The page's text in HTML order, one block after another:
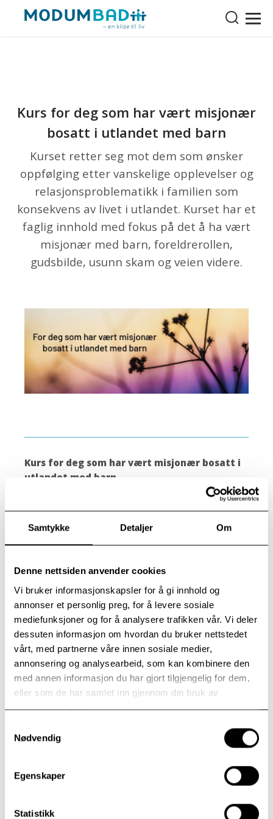
Samtykke Detaljer Om
Denne nettsiden anvender cookies
Vi bruker informasjonskapsler for å gi innhold og
annonser et personlig preg, for å levere sosiale
mediefunksjoner og for å analysere trafikken vår. Vi deler
dessuten informasjon om hvordan du bruker nettstedet
vårt, med partnerne våre innen sosiale medier,
annonsering og analysearbeid, som kan kombinere den
med annen informasjon du har gjort tilgjengelig for dem,
eller som de har samlet inn gjennom din bruk av
tjenestene deres.
Nødvendig
Egenskaper
Statistikk
Kurs for deg som har vært misjonær
bosatt i utlandet med barn
Kurset retter seg mot dem som ønsker
oppfølging etter vanskelige opplevelser og
relasjonsproblematikk i familien som
konsekvens av livet i utlandet. Kurset har et
faglig innhold med fokus på det å ha vært
misjonær med barn, foreldrerollen,
gudsbilde, usunn skam og veien videre.
Kurs for deg som har vært misjonær bosatt i
utlandet med barn
Beskrivelse av kurshelgen
Institutt for Sjelesorg inviterer til kurshelg for deg
som har vært bosatt i utlandet som misjonær. Kurset
retter seg mot dem som ønsker å reflektere over
tjenesten ute og bearbeide vanskelig opplevelser
knyttet til relasjonsproblematikk i familien.
Kurshelgen har et faglig innhold og vil veksle mellom
forelesninger i plenum og arbeid i grupper. Vi ønsker
å rette oppmerksomheten mot det som har vært,
Vi vil adressere temaer knyttet til egen livs- og